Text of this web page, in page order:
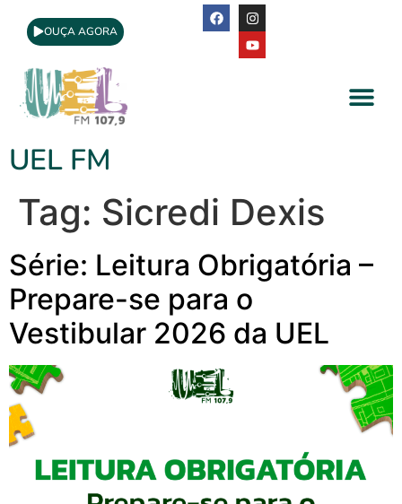
OUÇA AGORA
UEL FM
Tag: Sicredi Dexis
Série: Leitura Obrigatória –
Prepare-se para o
Vestibular 2026 da UEL